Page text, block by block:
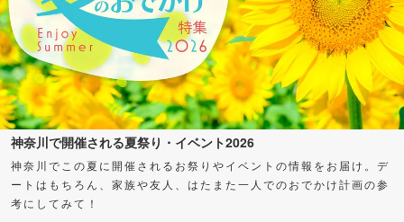
神奈川で開催される夏祭り・イベント2026
神奈川でこの夏に開催されるお祭りやイベントの情報をお届け。デ
ートはもちろん、家族や友人、はたまた一人でのおでかけ計画の参
考にしてみて！